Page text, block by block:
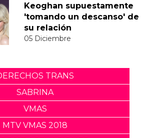
Keoghan supuestamente
'tomando un descanso' de
su relación
05 Diciembre
TRANS
SABRINA
VMAS
MTV VMAS 2018